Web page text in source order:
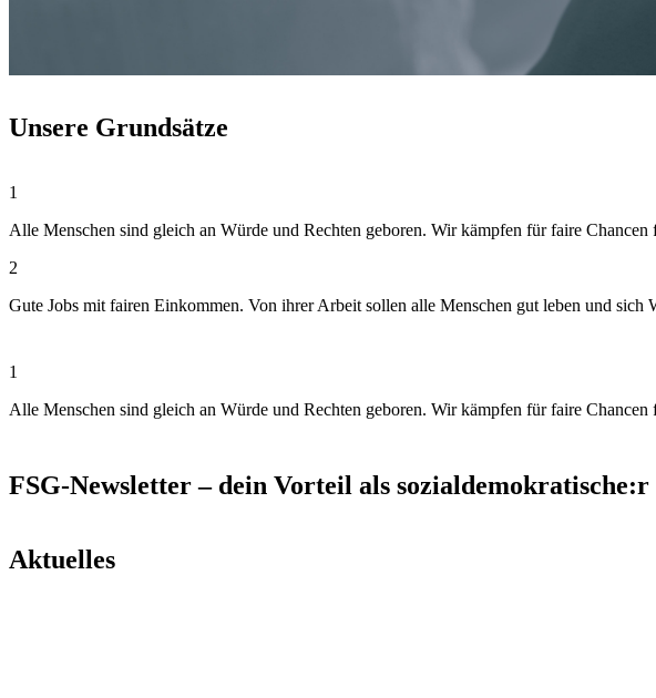
Unsere Grundsätze
1
Alle Menschen sind gleich an Würde und Rechten geboren. Wir kämpfen für faire
2
Gute Jobs mit fairen Einkommen. Von ihrer Arbeit sollen alle Menschen gut leben und sich
1
Alle Menschen sind gleich an Würde und Rechten geboren. Wir kämpfen für faire
FSG-Newsletter – dein Vorteil als
Aktuelles